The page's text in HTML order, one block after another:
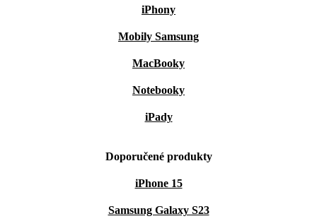
iPhony
Mobily Samsung
MacBooky
Notebooky
iPady
Doporučené produkty
iPhone 15
Samsung Galaxy S23